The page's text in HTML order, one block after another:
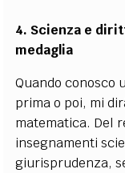
4. Scienza e
medaglia
Quando conosco
prima o poi, mi
matematica. Del
insegnamenti
giurisprudenza,